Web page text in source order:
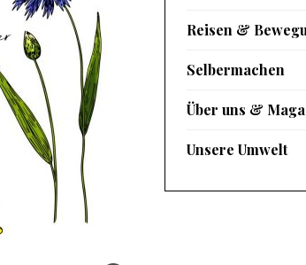
Reisen &
Selbermachen
Über uns &
Unsere Umwelt